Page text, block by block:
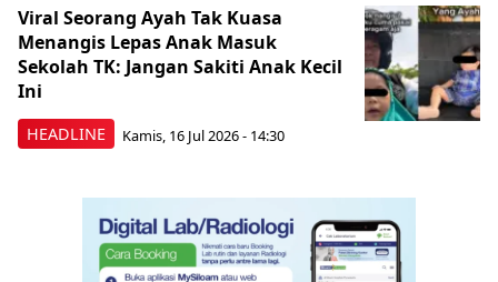
HEADLINE
Viral Seorang Ayah Tak Kuasa
Menangis Lepas Anak Masuk
Sekolah TK: Jangan Sakiti Anak Kecil
Ini
Kamis, 16 Jul 2026 - 14:30